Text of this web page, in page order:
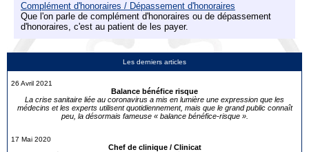
Les derniers articles
26 Avril 2021
Balance bénéfice risque
La crise sanitaire liée au coronavirus a mis en lumière une expression que les
médecins et les experts utilisent quotidiennement, mais que le grand public connaît
peu, la désormais fameuse « balance bénéfice-risque ».
17 Mai 2020
Chef de clinique / Clinicat
Complément d'honoraires / Dépassement d'honoraires
Que l'on parle de complément d'honoraires ou de dépassement
d'honoraires, c'est au patient de les payer.